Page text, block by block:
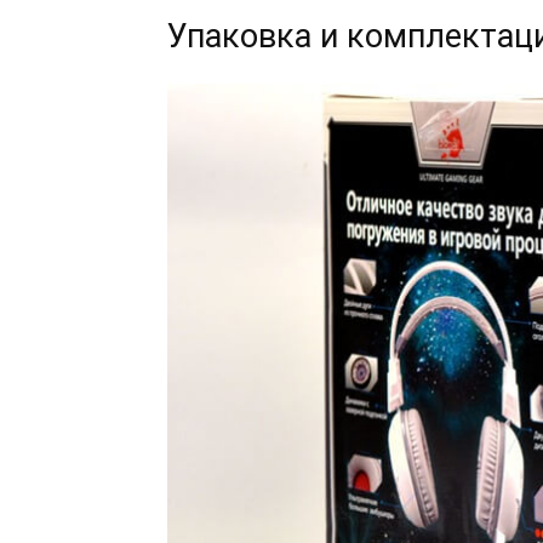
Упаковка и